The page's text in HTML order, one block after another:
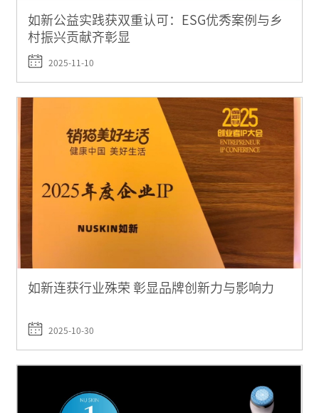
如新公益实践获双重认可：ESG优秀案例与乡
村振兴贡献齐彰显
2025-11-10
如新连获行业殊荣 彰显品牌创新力与影响力
2025-10-30